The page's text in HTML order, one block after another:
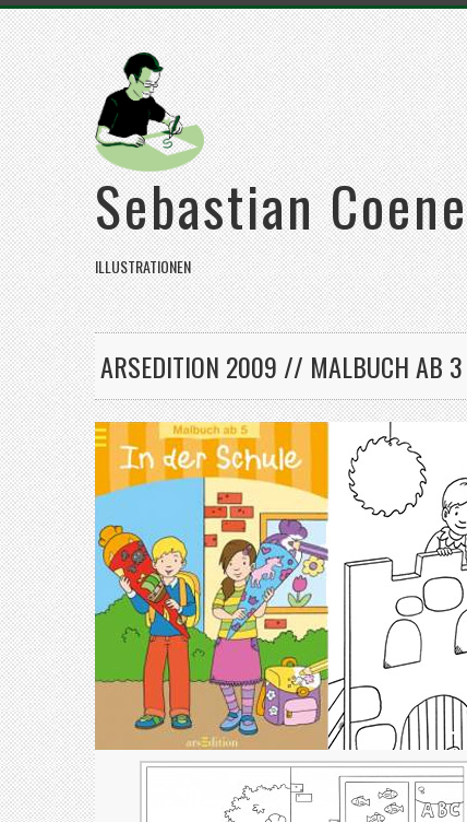
Sebastian
ILLUSTRATIONEN
ARSEDITION 2009 // MALBUCH AB 3